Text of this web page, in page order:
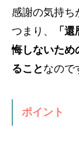
感謝の気持ち
つまり、
「
悔しないため
ること なので
ポイント